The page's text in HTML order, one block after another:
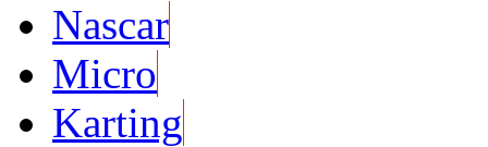
Nascar
Micro
Karting